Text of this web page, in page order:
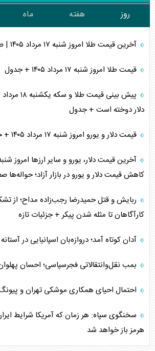
روز هفته ماه
آخرین قیمت طلا امروز شنبه ۱۷ مرداد ۱۴۰۵ | صعود تاریخی طلا
قیمت طلا امروز شنبه ۱۷ مرداد ۱۴۰۵ + جدول
دلار دوخته است + جدول
قیمت دلار و یورو امروز شنبه ۱۷ مرداد ۱۴۰۵ + جدول
کاهش قیمت دلار و یورو در بازار آزاد؛
ربایش و قتل حمیدرضا رجب‌زاده مداح؛ از
کارآگاهان تا مثله شدن پیکر + جزئیات تازه
آدان کوتاه آمد؛ دروازه‌بان اسپانیایی در
بمب نقل‌وانتقالاتی فجرسپاسی؛ احسان
احتمال احیای همکاری موشکی تهران و
سخنگوی سپاه: هر زمان که آمریکا شرایط
هرمز باز خواهد شد